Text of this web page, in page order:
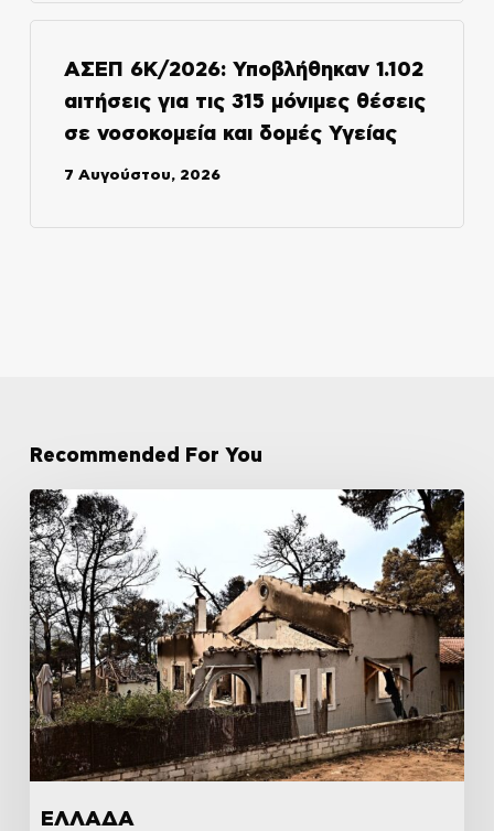
ΑΣΕΠ 6Κ/2026: Υποβλήθηκαν 1.102
αιτήσεις για τις 315 μόνιμες θέσεις
σε νοσοκομεία και δομές Υγείας
7 Αυγούστου, 2026
Recommended For You
ΕΛΛΑΔΑ